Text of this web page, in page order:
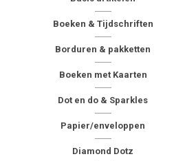
Boeken & Tijdschriften
Borduren & pakketten
Boeken met Kaarten
Dot en do & Sparkles
Papier/enveloppen
Diamond Dotz